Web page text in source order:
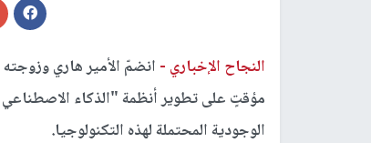
النجاح الإخباري - انضمّ الأمير هاري وزوجته
الوجودية المحتملة لهذه التكنولوجيا.